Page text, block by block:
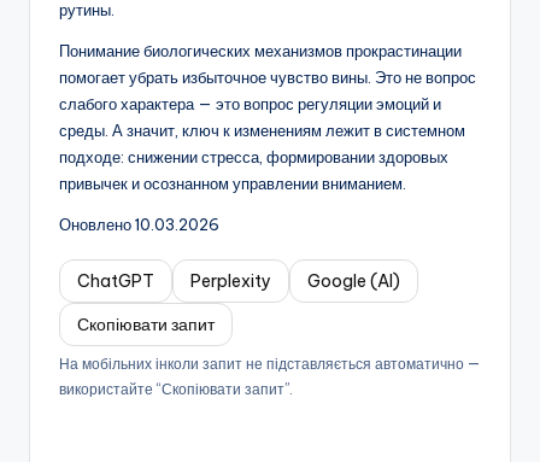
рутины.
Понимание биологических механизмов прокрастинации
помогает убрать избыточное чувство вины. Это не вопрос
слабого характера — это вопрос регуляции эмоций и
среды. А значит, ключ к изменениям лежит в системном
подходе: снижении стресса, формировании здоровых
привычек и осознанном управлении вниманием.
Оновлено 10.03.2026
ChatGPT Perplexity
Google (AI)
Скопіювати запит
На мобільних інколи запит не підставляється автоматично —
використайте “Скопіювати запит”.